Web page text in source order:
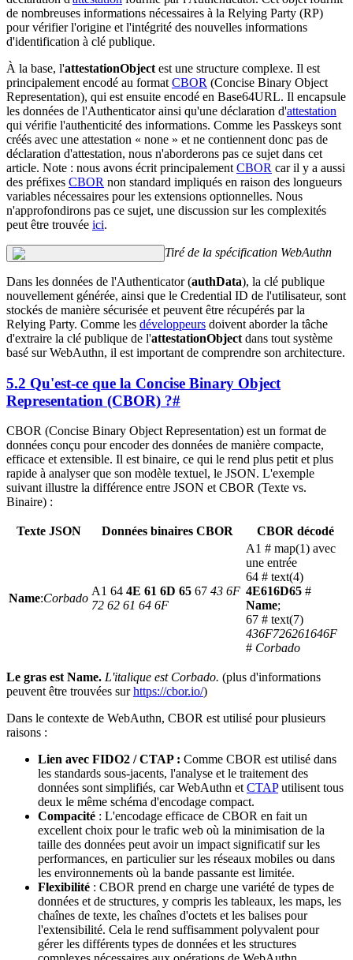
de nombreuses informations nécessaires à la Relying Party (RP)
pour vérifier l'origine et l'intégrité des nouvelles informations
d'identification à clé publique.
À la base, l'attestationObject est une structure complexe. Il est
principalement encodé au format CBOR (Concise Binary Object
Representation), qui est ensuite encodé en Base64URL. Il encapsule
les données de l'Authenticator ainsi qu'une déclaration d'attestation
qui vérifie l'authenticité des informations. Comme les Passkeys sont
créés avec une attestation « none » et ne contiennent donc pas de
déclaration d'attestation, nous n'aborderons pas ce sujet dans cet
article. Note : nous avons écrit principalement CBOR car il y a aussi
des préfixes CBOR non standard impliqués en raison des longueurs
variables nécessaires pour les extensions optionnelles. Nous
n'approfondirons pas ce sujet, une discussion sur les complexités
peut être trouvée ici.
Tiré de la spécification WebAuthn
Dans les données de l'Authenticator (authData), la clé publique
nouvellement générée, ainsi que le Credential ID de l'utilisateur, sont
stockés de manière sécurisée et peuvent être récupérés par la
Relying Party. Comme les développeurs doivent aborder la tâche
d'extraire la clé publique de l'attestationObject dans tout système
basé sur WebAuthn, il est important de comprendre son architecture.
5.2 Qu'est-ce que la Concise Binary Object
Representation (CBOR) ?#
CBOR (Concise Binary Object Representation) est un format de
données conçu pour encoder des données de manière compacte,
efficace et extensible. Il est binaire, ce qui le rend plus petit et plus
rapide à analyser que son modèle textuel, le JSON. L'exemple
suivant illustre la différence entre JSON et CBOR (Texte vs.
Binaire) :
Texte JSON Données binaires CBOR CBOR décodé
Name:Corbado
A1 64 4E 61 6D 65 67 43 6F
72 62 61 64 6F
A1 # map(1) avec
une entrée
64 # text(4)
4E616D65 #
Name;
67 # text(7)
436F726261646F
# Corbado
Le gras est Name. L'italique est Corbado. (plus d'informations
peuvent être trouvées surhttps://cbor.io/)
Dans le contexte de WebAuthn, CBOR est utilisé pour plusieurs
raisons :
Lien avec FIDO2 / CTAP : Comme CBOR est utilisé dans
les standards sous-jacents, l'analyse et le traitement des
données sont simplifiés, car WebAuthn etCTAPutilisent tous
deux le même schéma d'encodage compact.
Compacité : L'encodage efficace de CBOR en fait un
excellent choix pour le trafic web où la minimisation de la
taille des données peut avoir un impact significatif sur les
performances, en particulier sur les réseaux mobiles ou dans
les environnements où la bande passante est limitée.
Flexibilité : CBOR prend en charge une variété de types de
données et de structures, y compris les tableaux, les maps, les
chaînes de texte, les chaînes d'octets et les balises pour
l'extensibilité. Cela le rend suffisamment polyvalent pour
gérer les différents types de données et les structures